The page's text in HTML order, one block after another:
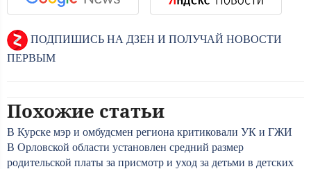
ПОДПИШИСЬ НА ДЗЕН И ПОЛУЧАЙ НОВОСТИ
ПЕРВЫМ
Похожие статьи
В Курске мэр и омбудсмен региона критиковали УК и ГЖИ
В Орловской области установлен средний размер
родительской платы за присмотр и уход за детьми в детских